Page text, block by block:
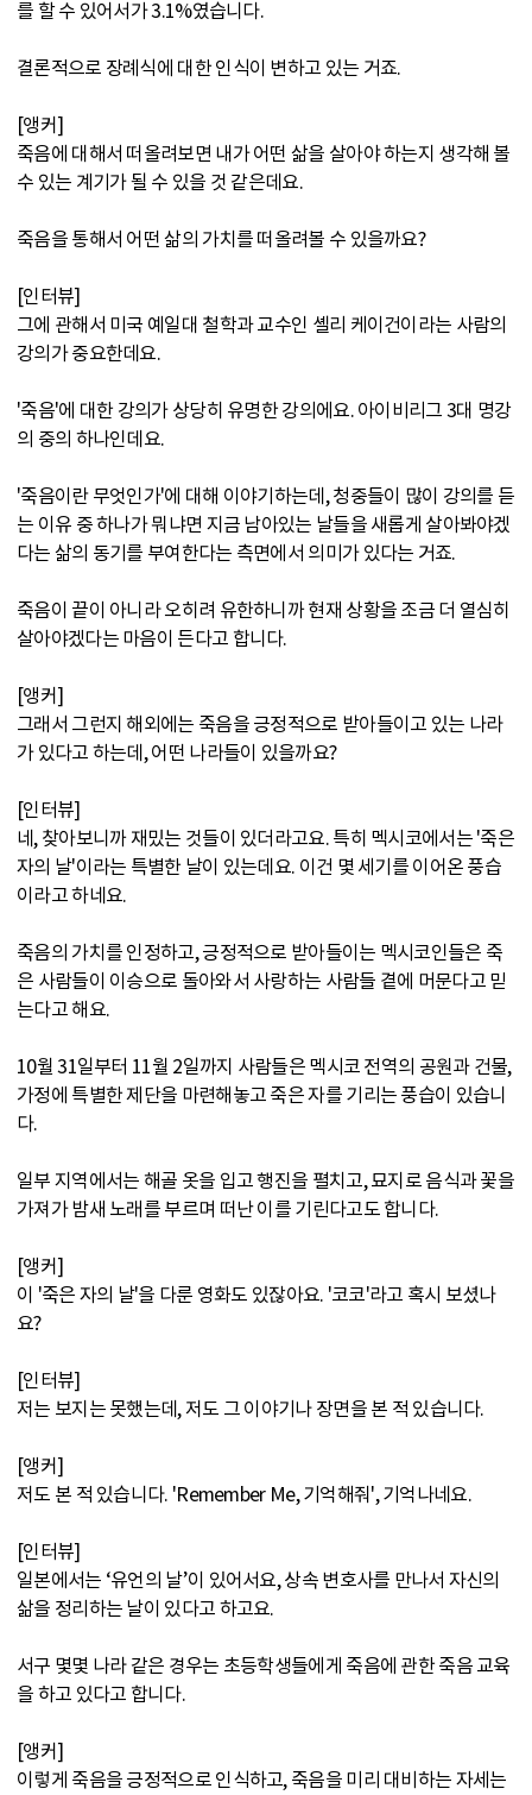
를 할 수 있어서가 3.1%였습니다.
결론적으로 장례식에 대한 인식이 변하고 있는 거죠.
[앵커]
죽음에 대해서 떠올려보면 내가 어떤 삶을 살아야 하는지 생각해 볼
수 있는 계기가 될 수 있을 것 같은데요.
죽음을 통해서 어떤 삶의 가치를 떠올려볼 수 있을까요?
[인터뷰]
그에 관해서 미국 예일대 철학과 교수인 셸리 케이건이라는 사람의
강의가 중요한데요.
'죽음'에 대한 강의가 상당히 유명한 강의에요. 아이비리그 3대 명강
의 중의 하나인데요.
'죽음이란 무엇인가'에 대해 이야기하는데, 청중들이 많이 강의를 듣
는 이유 중 하나가 뭐냐면 지금 남아있는 날들을 새롭게 살아봐야겠
다는 삶의 동기를 부여한다는 측면에서 의미가 있다는 거죠.
죽음이 끝이 아니라 오히려 유한하니까 현재 상황을 조금 더 열심히
살아야겠다는 마음이 든다고 합니다.
[앵커]
그래서 그런지 해외에는 죽음을 긍정적으로 받아들이고 있는 나라
가 있다고 하는데, 어떤 나라들이 있을까요?
[인터뷰]
네, 찾아보니까 재밌는 것들이 있더라고요. 특히 멕시코에서는 '죽은
자의 날'이라는 특별한 날이 있는데요. 이건 몇 세기를 이어온 풍습
이라고 하네요.
죽음의 가치를 인정하고, 긍정적으로 받아들이는 멕시코인들은 죽
은 사람들이 이승으로 돌아와서 사랑하는 사람들 곁에 머문다고 믿
는다고 해요.
10월 31일부터 11월 2일까지 사람들은 멕시코 전역의 공원과 건물,
가정에 특별한 제단을 마련해놓고 죽은 자를 기리는 풍습이 있습니
다.
일부 지역에서는 해골 옷을 입고 행진을 펼치고, 묘지로 음식과 꽃을
가져가 밤새 노래를 부르며 떠난 이를 기린다고도 합니다.
[앵커]
이 '죽은 자의 날'을 다룬 영화도 있잖아요. '코코'라고 혹시 보셨나
요?
[인터뷰]
저는 보지는 못했는데, 저도 그 이야기나 장면을 본 적 있습니다.
[앵커]
저도 본 적 있습니다. 'Remember Me, 기억해줘', 기억나네요.
[인터뷰]
일본에서는 ‘유언의 날’이 있어서요, 상속 변호사를 만나서 자신의
삶을 정리하는 날이 있다고 하고요.
서구 몇몇 나라 같은 경우는 초등학생들에게 죽음에 관한 죽음 교육
을 하고 있다고 합니다.
[앵커]
이렇게 죽음을 긍정적으로 인식하고, 죽음을 미리 대비하는 자세는